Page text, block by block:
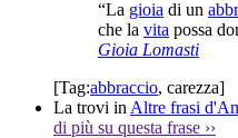
“La gioia di un
che la vita possa
Gioia Lomasti
[Tag:abbraccio, carezza]
La trovi in Altre frasi
di più su questa frase ››